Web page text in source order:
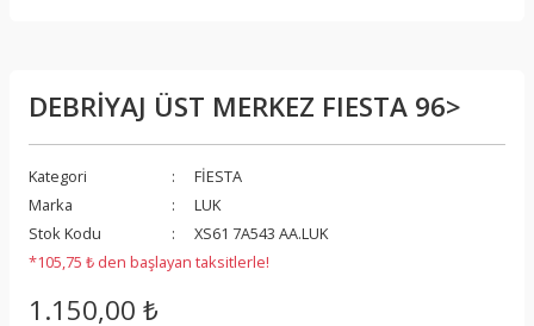
DEBRİYAJ ÜST MERKEZ FIESTA 96>
Kategori
FİESTA
Marka
LUK
Stok Kodu
XS61 7A543 AA.LUK
*105,75 ₺ den başlayan taksitlerle!
1.150,00 ₺